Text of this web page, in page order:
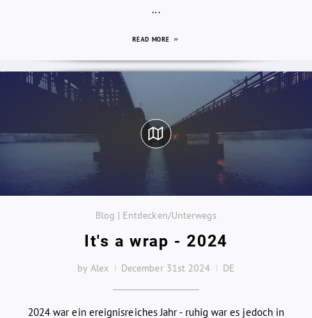
...
READ MORE
Blog | Entdecken/Unterwegs
It's a wrap - 2024
by Alex December 31st 2024 DE
2024 war ein ereignisreiches Jahr - ruhig war es jedoch in